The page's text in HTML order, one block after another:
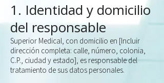
1. Identidad y domicilio
del responsable
Superior Medical, con domicilio en [Incluir
dirección completa: calle, número, colonia,
C.P., ciudad y estado], es responsable del
tratamiento de sus datos personales.